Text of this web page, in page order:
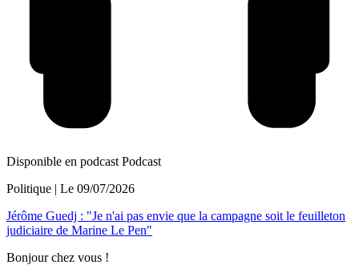
Disponible en podcast Podcast
Politique | Le 09/07/2026
Jérôme Guedj : "Je n'ai pas envie que la campagne soit le feuilleton
judiciaire de Marine Le Pen"
Bonjour chez vous !